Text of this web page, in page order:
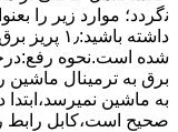
ﻧگردد؛ موارد زیر را
ﺷﺪه است.نحوه
ﺑﺮق ﺑﻪ ﺗﺮﻣﯿﻨﺎل ﻣﺎﺷﯿﻦ
ﺑﻪ ﻣﺎﺷﯿﻦ
ﺻﺤﯿﺢ اﺳﺖ،ﮐﺎﺑﻞ راﺑﻂ